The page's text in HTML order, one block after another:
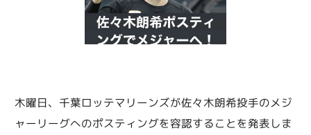
木曜日、千葉ロッテマリーンズが佐々木朗希投手のメジ
ャーリーグへのポスティングを容認することを発表しま